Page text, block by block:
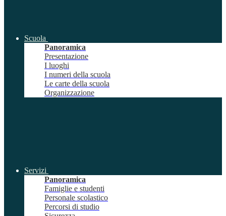
Scuola
Panoramica
Presentazione
I luoghi
I numeri della scuola
Le carte della scuola
Organizzazione
Servizi
Panoramica
Famiglie e studenti
Personale scolastico
Percorsi di studio